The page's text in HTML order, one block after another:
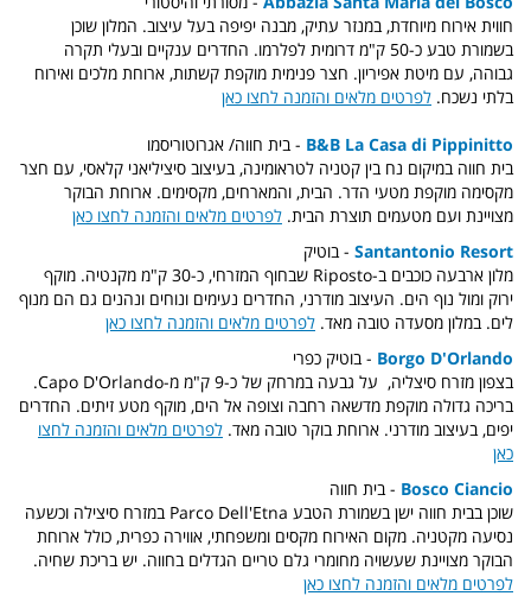
חווית אירוח מיוחדת, במנזר עתיק, מבנה יפיפה בעל עיצוב. המלון שוכן
בשמורת טבע כ-50 ק"מ דרומית לפלרמו. החדרים ענקיים ובעלי תקרה
גבוהה, עם מיטת אפיריון. חצר פנימית מוקפת קשתות, ארוחת מלכים ואירוח
בלתי נשכח. לפרטים מלאים והזמנה לחצו כאן
B&B La Casa di Pippinitto
- בית חווה/ אגרוטוריסמו
בית חווה במיקום נח בין קטניה לטראומינה, בעיצוב סיציליאני קלאסי, עם חצר
מקסימה מוקפת מטעי הדר. הבית, והמארחים, מקסימים. ארוחת הבוקר
מצויינת ועם מטעמים תוצרת הבית. לפרטים מלאים והזמנה לחצו כאן
Santantonio Resort - בוטיק
מלון ארבעה כוכבים ב-Riposto שבחוף המזרחי, כ-30 ק"מ מקנטיה. מוקף
ירוק ומול נוף הים. העיצוב מודרני, החדרים נעימים ונוחים ונהנים גם הם מנוף
לים. במלון מסעדה טובה מאד. לפרטים מלאים והזמנה לחצו כאן
Borgo D'Orlando - בוטיק כפרי
בצפון מזרח סיצליה, על גבעה במרחק של כ-9 ק"מ מ-Capo D'Orlando.
בריכה גדולה מוקפת מדשאה רחבה וצופה אל הים, מוקף מטע זיתים. החדרים
יפים, בעיצוב מודרני. ארוחת בוקר טובה מאד. לפרטים מלאים והזמנה לחצו
כאן
Bosco Ciancio - בית חווה
שוכן בבית חווה ישן בשמורת הטבע Parco Dell'Etna במזרח סיצילה וכשעה
נסיעה מקטניה. מקום האירוח מקסים ומשפחתי, אווירה כפרית, כולל ארוחת
הבוקר מצויינת שעשויה מחומרי גלם טריים הגדלים בחווה. יש בריכת שחיה.
לפרטים מלאים והזמנה לחצו כאן